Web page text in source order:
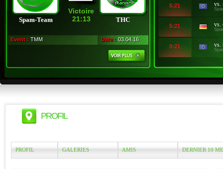
Spam-Team
Victoire
21:13
THC
Event : TMM Date : 03.04.16
5:21 vs.
5:21 vs.
0:21 vs.
PROFIL
PROFIL GALERIES AMIS DERNIER 10